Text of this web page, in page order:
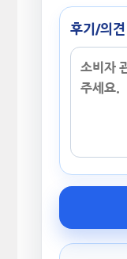
후기/의견